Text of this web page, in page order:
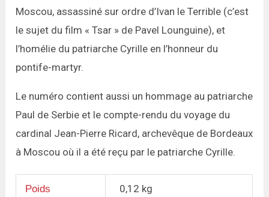
Moscou, assassiné sur ordre d’Ivan le Terrible (c’est
le sujet du film « Tsar » de Pavel Lounguine), et
l’homélie du patriarche Cyrille en l’honneur du
pontife-martyr.
Le numéro contient aussi un hommage au patriarche
Paul de Serbie et le compte-rendu du voyage du
cardinal Jean-Pierre Ricard, archevêque de Bordeaux
à Moscou où il a été reçu par le patriarche Cyrille.
Poids 0,12 kg